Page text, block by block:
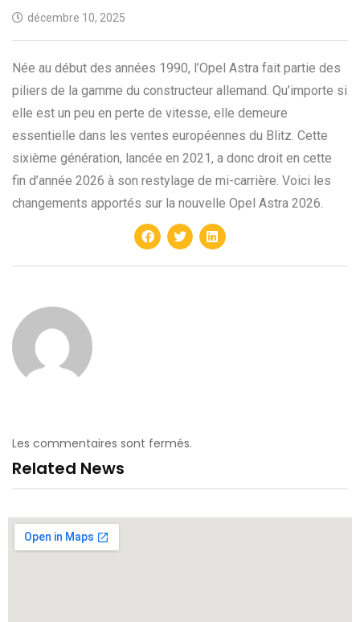
décembre 10, 2025
Née au début des années 1990, l’Opel Astra fait partie des
piliers de la gamme du constructeur allemand. Qu’importe si
elle est un peu en perte de vitesse, elle demeure
essentielle dans les ventes européennes du Blitz. Cette
sixième génération, lancée en 2021, a donc droit en cette
fin d’année 2026 à son restylage de mi-carrière. Voici les
changements apportés sur la nouvelle Opel Astra 2026.
Les commentaires sont fermés.
Related News